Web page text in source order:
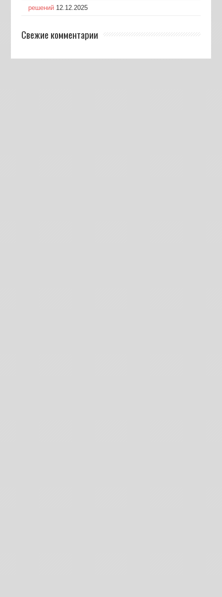
решений 12.12.2025
Свежие комментарии